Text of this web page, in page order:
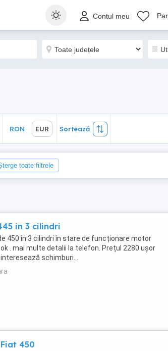
Contul meu
Sortează
RON EUR Sortează
toate filtrele
in 3 cilindri
450 în 3 cilindri în stare de funcționare motor
. mai multe detalii la telefon. Prețul 2280 ușor
schimburi...
450